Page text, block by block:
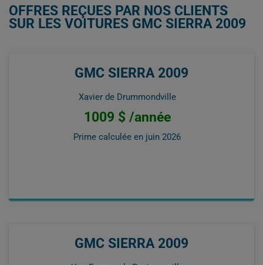
OFFRES REÇUES PAR NOS CLIENTS
SUR LES VOITURES GMC SIERRA 2009
GMC SIERRA 2009
Xavier de Drummondville
1009 $ /année
Prime calculée en juin 2026
GMC SIERRA 2009